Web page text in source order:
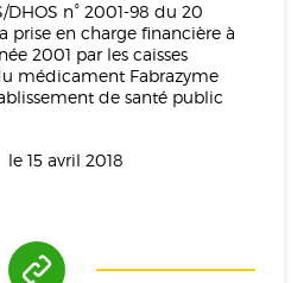
DHOS n° 2001-98 du 20
prise en charge financière à
2001 par les caisses
médicament Fabrazyme
de santé public
le 15 avril 2018